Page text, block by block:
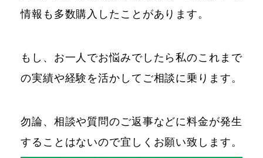
情報も多数購入したことがあります。
もし、お一人でお悩みでしたら私のこれまで
の実績や経験を活かしてご相談に乗ります。
勿論、相談や質問のご返事などに料金が発生
することはないので宜しくお願い致します。